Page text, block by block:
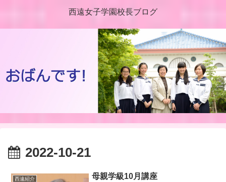
西遠女子学園校長ブログ
2022-10-21
西遠紹介 母親学級10月講座